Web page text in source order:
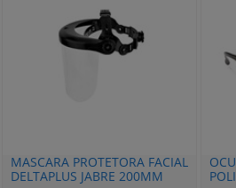
MASCARA PROTETORA FACIAL
DELTAPLUS JABRE 200MM